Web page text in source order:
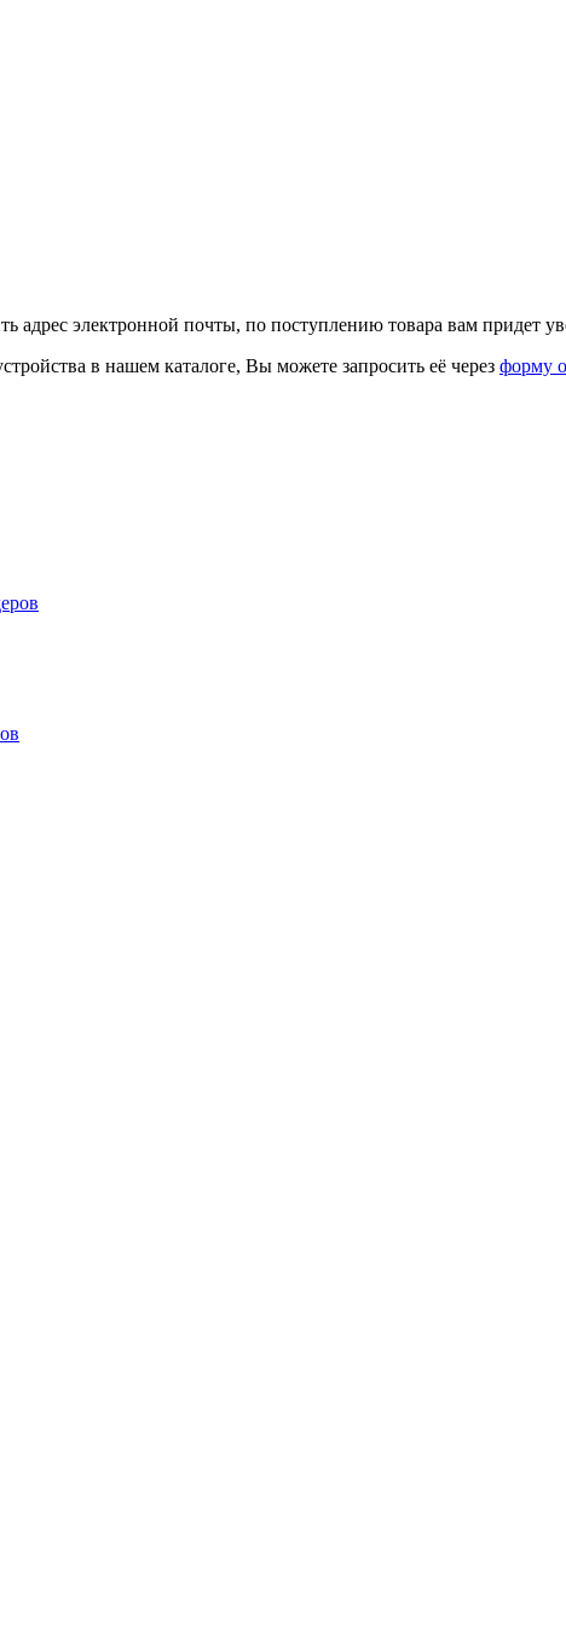
адрес электронной почты, по поступлению товара вам придет
в нашем каталоге, Вы можете запросить её через форму